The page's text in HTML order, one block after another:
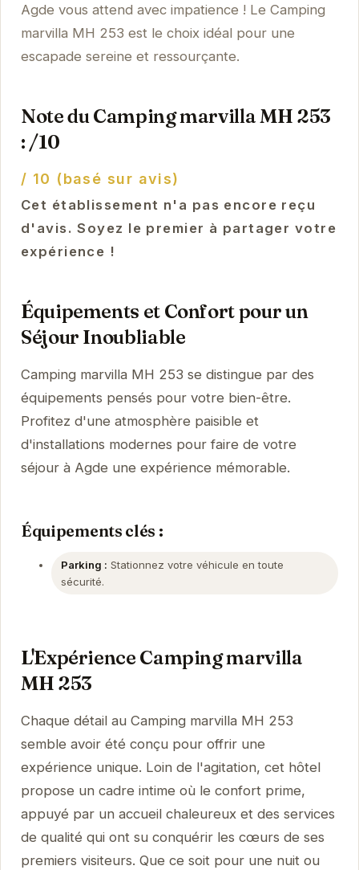
Agde vous attend avec impatience ! Le Camping
marvilla MH 253 est le choix idéal pour une
escapade sereine et ressourçante.
Note du Camping marvilla MH 253
: /10
/ 10 (basé sur avis)
Cet établissement n'a pas encore reçu
d'avis. Soyez le premier à partager votre
expérience !
Équipements et Confort pour un
Séjour Inoubliable
Camping marvilla MH 253 se distingue par des
équipements pensés pour votre bien-être.
Profitez d'une atmosphère paisible et
d'installations modernes pour faire de votre
séjour à Agde une expérience mémorable.
Équipements clés :
Parking : Stationnez votre véhicule en toute
sécurité.
L'Expérience Camping marvilla
MH 253
Chaque détail au Camping marvilla MH 253
semble avoir été conçu pour offrir une
expérience unique. Loin de l'agitation, cet hôtel
propose un cadre intime où le confort prime,
appuyé par un accueil chaleureux et des services
de qualité qui ont su conquérir les cœurs de ses
premiers visiteurs. Que ce soit pour une nuit ou